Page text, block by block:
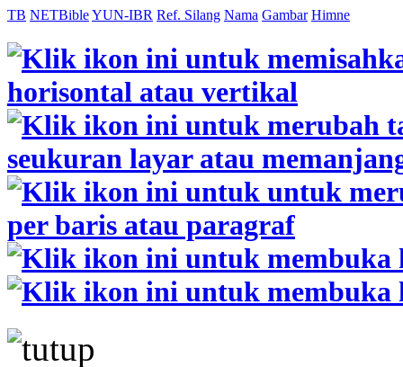
TB NETBibleYUN-IBR Ref. Silang Nama Gambar Himne